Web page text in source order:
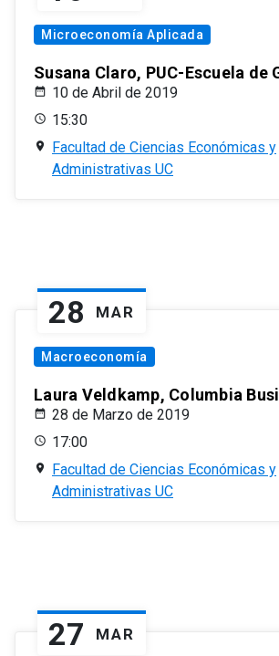
Microeconomía Aplicada
Susana Claro, PUC-Escuela de
10 de Abril de 2019
15:30
Facultad de Ciencias Económicas y
Administrativas UC
28 MAR
Macroeconomía
Laura Veldkamp, Columbia
28 de Marzo de 2019
17:00
Facultad de Ciencias Económicas y
Administrativas UC
27 MAR